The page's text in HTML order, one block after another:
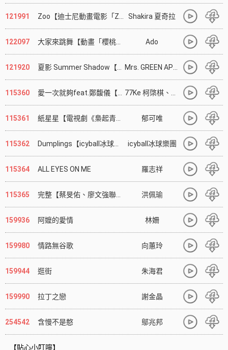
121991 Shakira 夏奇拉
122097 Ado
121920
115360
115361 郁可唯
115362 icyball冰球樂團
115364 ALL EYES ON ME 羅志祥
115365 洪佩瑜
159936 阿嬤的愛情 林姍
159980 情路無谷歌 向蕙玲
159944 逛街 朱海君
159990 拉丁之戀 謝金晶
254542 含慢不是憨 鄔兆邦
【貼心小叮嚀】